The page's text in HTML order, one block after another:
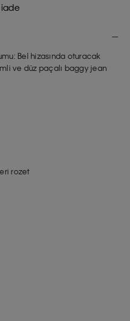
Bel hizasında oturacak
ve düz paçalı baggy jean
rozet